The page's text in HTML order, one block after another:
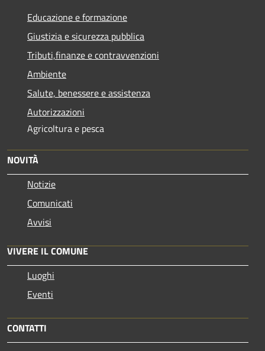
Educazione e formazione
Giustizia e sicurezza pubblica
Tributi,finanze e contravvenzioni
Ambiente
Salute, benessere e assistenza
Autorizzazioni
Agricoltura e pesca
NOVITÀ
Notizie
Comunicati
Avvisi
VIVERE IL COMUNE
Luoghi
Eventi
CONTATTI